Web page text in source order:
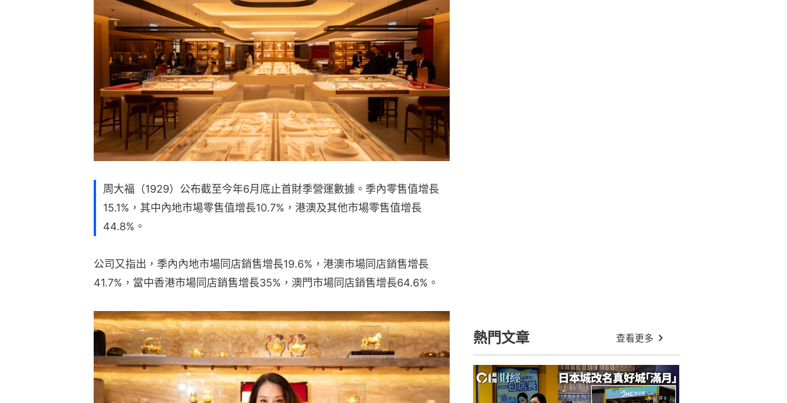
周大福（1929）公布截至今年6月底止首財季營運數據。季內零售值增長
15.1%，其中內地市場零售值增長10.7%，港澳及其他市場零售值增長
44.8%。
公司又指出，季內內地市場同店銷售增長19.6%，港澳市場同店銷售增長
41.7%，當中香港市場同店銷售增長35%，澳門市場同店銷售增長64.6%。
熱門文章 查看更多